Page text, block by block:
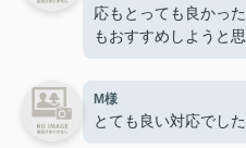
応もとっても良かっ
もおすすめしようと思
M様
とても良い対応でし